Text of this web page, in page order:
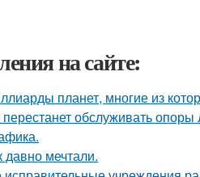
на сайте:
планет, многие из
обслуживать
давно мечтали.